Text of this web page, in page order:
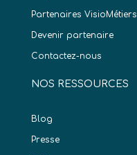
Partenaires VisioMétiers
Devenir partenaire
Contactez-nous
NOS RESSOURCES
Blog
Presse